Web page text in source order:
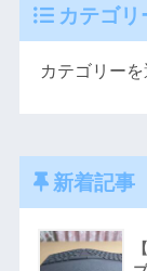
カテゴリ
新着記事